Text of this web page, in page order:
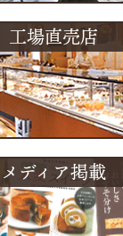
工場直売店
メディア掲載